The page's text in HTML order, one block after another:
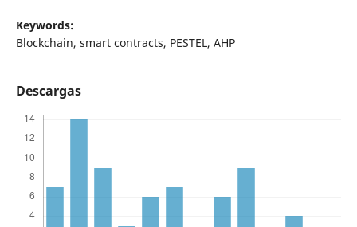
Keywords:
Blockchain, smart contracts, PESTEL, AHP
Descargas